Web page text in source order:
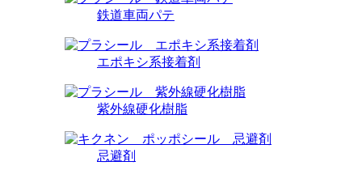
鉄道車両パテ
エポキシ系接着剤
紫外線硬化樹脂
忌避剤